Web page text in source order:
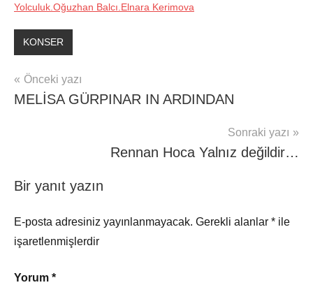
Yolculuk.Oğuzhan Balcı.Elnara Kerimova
KONSER
Yazı
gezinmesi
Önceki yazı
MELİSA GÜRPINAR IN ARDINDAN
Sonraki yazı
Rennan Hoca Yalnız değildir…
Bir yanıt yazın
E-posta adresiniz yayınlanmayacak. Gerekli alanlar * ile
işaretlenmişlerdir
Yorum *